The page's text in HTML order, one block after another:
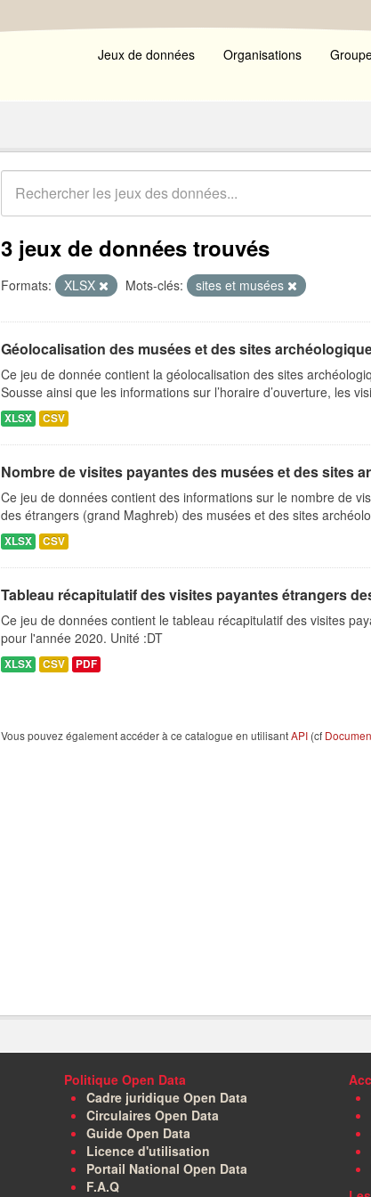
Jeux de données Organisations
3 jeux de données trouvés
Formats: XLSX Mots-clés: sites et musées
Géolocalisation des musées et des sites
Ce jeu de donnée contient la géolocalisation des sites
Sousse ainsi que les informations sur l’horaire d’ouverture, les
XLSX CSV
Nombre de visites payantes des musées et des sites
Ce jeu de données contient des informations sur le nombre de
des étrangers (grand Maghreb) des musées et des sites
XLSX CSV
Tableau récapitulatif des visites payantes étrangers
Ce jeu de données contient le tableau récapitulatif des visites
pour l'année 2020. Unité :DT
XLSX CSV PDF
Vous pouvez également accéder à ce catalogue en utilisantAPI (cf
Politique Open Data
Cadre juridique Open Data
Circulaires Open Data
Guide Open Data
Licence d'utilisation
Portail National Open Data
F.A.Q